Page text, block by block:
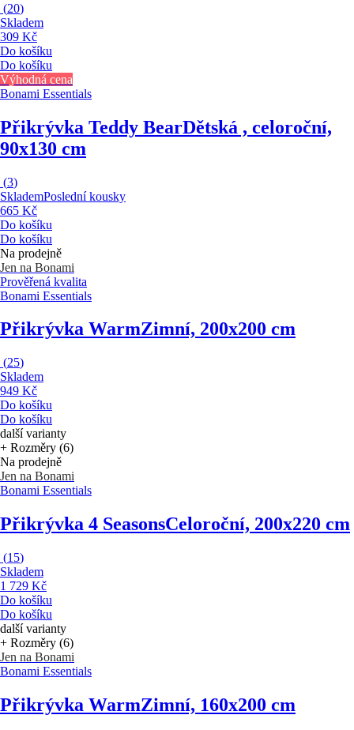
(20)
Skladem
309 Kč
Do košíku
Do košíku
Výhodná cena
Bonami Essentials
Přikrývka Teddy BearDětská , celoroční,
90x130 cm
(3)
SklademPoslední kousky
665 Kč
Do košíku
Do košíku
Na prodejně
Jen na Bonami
Prověřená kvalita
Bonami Essentials
Přikrývka WarmZimní, 200x200 cm
(25)
Skladem
949 Kč
Do košíku
Do košíku
další varianty
+ Rozměry (6)
Na prodejně
Jen na Bonami
Bonami Essentials
Přikrývka 4 SeasonsCeloroční, 200x220 cm
(15)
Skladem
1 729 Kč
Do košíku
Do košíku
další varianty
+ Rozměry (6)
Jen na Bonami
Bonami Essentials
Přikrývka WarmZimní, 160x200 cm